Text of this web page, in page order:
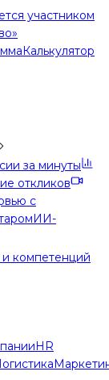
участником
Калькулятор
за минуты
откликов
с
ИИ-
компетенций
HR